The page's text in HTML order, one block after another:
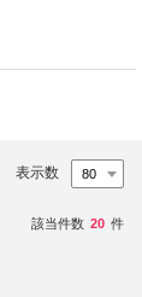
表示数
該当件数 20 件